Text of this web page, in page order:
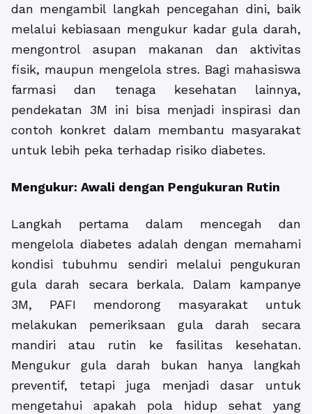
dan mengambil langkah pencegahan dini, baik
melalui kebiasaan mengukur kadar gula darah,
mengontrol asupan makanan dan aktivitas
fisik, maupun mengelola stres. Bagi mahasiswa
farmasi dan tenaga kesehatan lainnya,
pendekatan 3M ini bisa menjadi inspirasi dan
contoh konkret dalam membantu masyarakat
untuk lebih peka terhadap risiko diabetes.
Mengukur: Awali dengan Pengukuran Rutin
Langkah pertama dalam mencegah dan
mengelola diabetes adalah dengan memahami
kondisi tubuhmu sendiri melalui pengukuran
gula darah secara berkala. Dalam kampanye
3M, PAFI mendorong masyarakat untuk
melakukan pemeriksaan gula darah secara
mandiri atau rutin ke fasilitas kesehatan.
Mengukur gula darah bukan hanya langkah
preventif, tetapi juga menjadi dasar untuk
mengetahui apakah pola hidup sehat yang